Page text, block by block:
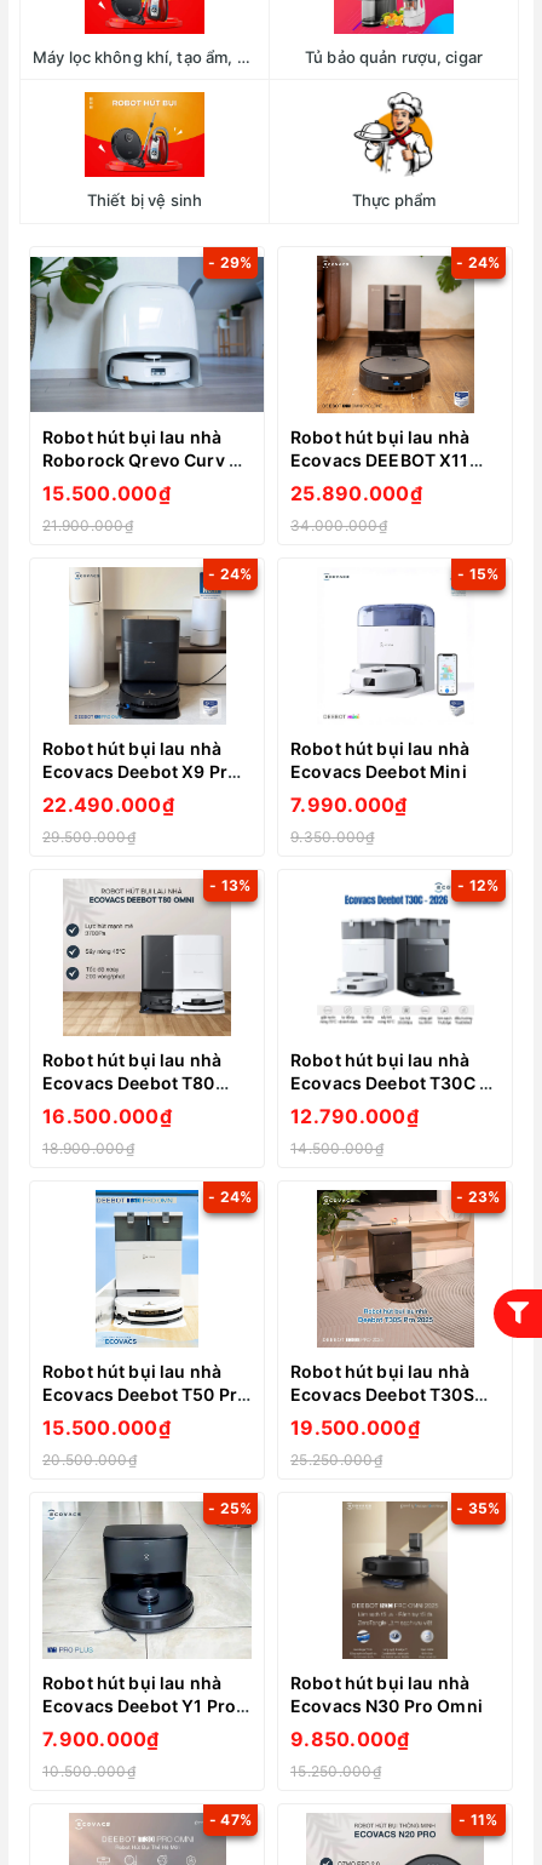
Máy lọc không khí, tạo ẩm, hút ẩm Tủ bảo quản rượu, cigar
Thiết bị vệ sinh Thực phẩm
- 29%
Robot hút bụi lau nhà
Roborock Qrevo Curv 2
Flow
15.500.000₫
21.900.000₫
- 24%
Robot hút bụi lau nhà
Ecovacs DEEBOT X11
OmniCyclone
25.890.000₫
34.000.000₫
- 24%
Robot hút bụi lau nhà
Ecovacs Deebot X9 Pro
Omni
22.490.000₫
29.500.000₫
- 15%
Robot hút bụi lau nhà
Ecovacs Deebot Mini
7.990.000₫
9.350.000₫
- 13%
Robot hút bụi lau nhà
Ecovacs Deebot T80
Omni
16.500.000₫
18.900.000₫
- 12%
Robot hút bụi lau nhà
Ecovacs Deebot T30C –
2026
12.790.000₫
14.500.000₫
- 24%
Robot hút bụi lau nhà
Ecovacs Deebot T50 Pro
Omni
15.500.000₫
20.500.000₫
- 23%
Robot hút bụi lau nhà
Ecovacs Deebot T30S
Pro 2025
19.500.000₫
25.250.000₫
- 25%
Robot hút bụi lau nhà
Ecovacs Deebot Y1 Pro
Plus
7.900.000₫
10.500.000₫
- 35%
Robot hút bụi lau nhà
Ecovacs N30 Pro Omni
9.850.000₫
15.250.000₫
- 47% - 11%